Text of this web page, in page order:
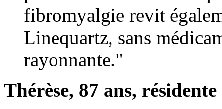
fibromyalgie revit
Linequartz, sans
rayonnante."
Thérèse, 87 ans,